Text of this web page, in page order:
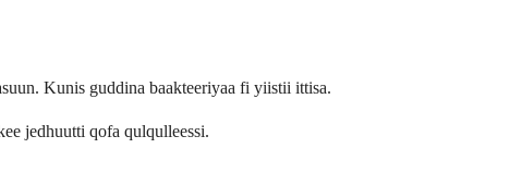
Kunis guddina baakteeriyaa fi yiistii ittisa.
jedhuutti qofa qulqulleessi.